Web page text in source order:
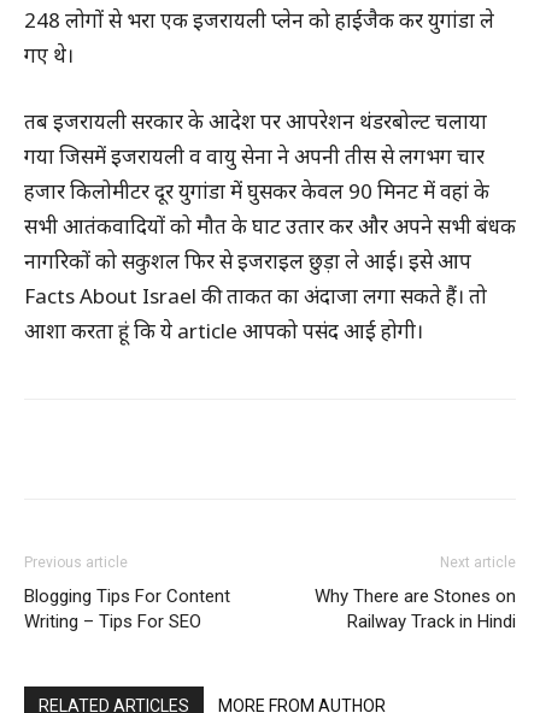
248 लोगों से भरा एक इजरायली प्लेन को हाईजैक कर युगांडा ले
गए थे।
तब इजरायली सरकार के आदेश पर आपरेशन थंडरबोल्ट चलाया
गया जिसमें इजरायली व वायु सेना ने अपनी तीस से लगभग चार
हजार किलोमीटर दूर युगांडा में घुसकर केवल 90 मिनट में वहां के
सभी आतंकवादियों को मौत के घाट उतार कर और अपने सभी बंधक
नागरिकों को सकुशल फिर से इजराइल छुड़ा ले आई। इसे आप
Facts About Israel की ताकत का अंदाजा लगा सकते हैं। तो
आशा करता हूं कि ये article आपको पसंद आई होगी।
Previous article
Blogging Tips For Content
Writing – Tips For SEO
Next article
Why There are Stones on
Railway Track in Hindi
RELATED ARTICLES MORE FROM AUTHOR